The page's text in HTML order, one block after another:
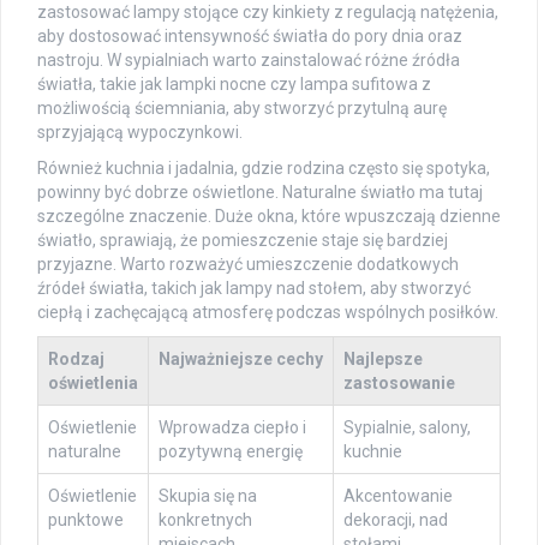
zastosować lampy stojące czy kinkiety z regulacją natężenia,
aby dostosować intensywność światła do pory dnia oraz
nastroju. W sypialniach warto zainstalować różne źródła
światła, takie jak lampki nocne czy lampa sufitowa z
możliwością ściemniania, aby stworzyć przytulną aurę
sprzyjającą wypoczynkowi.
Również kuchnia i jadalnia, gdzie rodzina często się spotyka,
powinny być dobrze oświetlone. Naturalne światło ma tutaj
szczególne znaczenie. Duże okna, które wpuszczają dzienne
światło, sprawiają, że pomieszczenie staje się bardziej
przyjazne. Warto rozważyć umieszczenie dodatkowych
źródeł światła, takich jak lampy nad stołem, aby stworzyć
ciepłą i zachęcającą atmosferę podczas wspólnych posiłków.
Rodzaj
oświetlenia
Najważniejsze cechy
Najlepsze
zastosowanie
Oświetlenie
naturalne
Wprowadza ciepło i
pozytywną energię
Sypialnie, salony,
kuchnie
Oświetlenie
punktowe
Skupia się na
konkretnych
Akcentowanie
dekoracji, nad